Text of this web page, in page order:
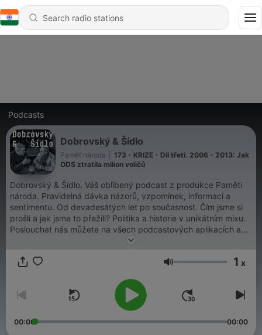
Podcasts
Dobrovský & Šídlo
Paměť národa
173 - KRIZE - Díl třetí. 2006 - 2013: Jak
ODS ztratila milion voličů
Dobrovský & Šídlo. Váš oblíbený podcast z produkce Paměti
národa. Pravidelná dávka názorů, vzpomínek, informací a
sentimentu. Od devadesátých let po současnost. Čím jsme si
prošli a jak jsme to přežili? Politika a historie v unikátním mixu.
Poslouchat nás můžete na všech podcastových aplikacích a
také na magazin.pametnaroda.cz.
Už více jak čtyři roky se s vámi pravidelně potkáváme v
protože věříme, že má smysl mluvit o tom, co bylo – i o tom, co
se děje teď. Teď je čas na další krok – Dobrovský & Šídlo
částečně přechází na HeroHero. Najdete tam celé, delší
epizody a bonusový obsah. A hlavně – budete u toho s námi.
Volume 1 x
00:00 00:00